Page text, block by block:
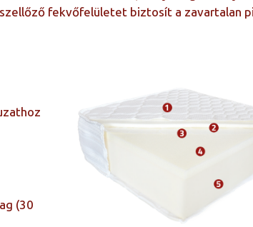
fekvőfelületet biztosít a zavartalan
(30